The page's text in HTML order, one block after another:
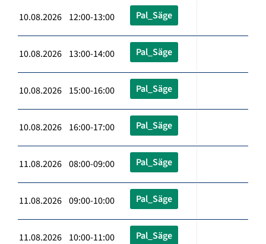
10.08.2026 12:00-13:00 Pal_Säge
10.08.2026 13:00-14:00 Pal_Säge
10.08.2026 15:00-16:00 Pal_Säge
10.08.2026 16:00-17:00 Pal_Säge
11.08.2026 08:00-09:00 Pal_Säge
11.08.2026 09:00-10:00 Pal_Säge
11.08.2026 10:00-11:00 Pal_Säge